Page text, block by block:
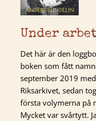
Under
Det här är den
boken som fått
september 2019
Riksarkivet, sedan
första volymerna på
Mycket var svårtytt.